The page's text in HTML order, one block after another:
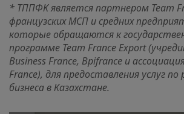
* ТППФК является партнером Team
французских МСП и средних
которые обращаются к
программе Team France Export
Business France, Bpifrance и
France), для предоставления услуг
бизнеса в Казахстане.